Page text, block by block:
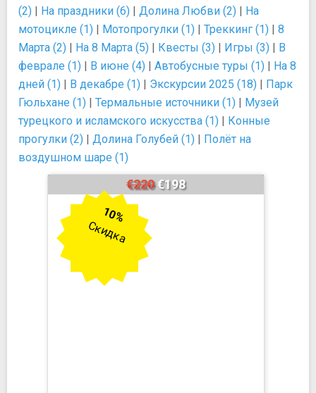
(2) | На праздники (6) | Долина Любви (2) | На
мотоцикле (1) | Мотопрогулки (1) | Треккинг (1) | 8
Марта (2) | На 8 Марта (5) | Квесты (3) | Игры (3) | В
феврале (1) | В июне (4) | Автобусные туры (1) | На 8
дней (1) | В декабре (1) | Экскурсии 2025 (18) | Парк
Гюльхане (1) | Термальные источники (1) | Музей
турецкого и исламского искусства (1) | Конные
прогулки (2) | Долина Голубей (1) | Полёт на
воздушном шаре (1)
€220€198
10%
Скидка